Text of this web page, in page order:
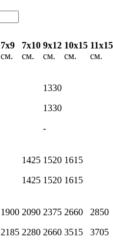
7х9
см.
7х10
см.
9х12
см.
10х15
см.
11х15
см.
1330
1330
-
1425
1425
1520
1520
1615
1615
1900
2185
2090
2280
2375
2660
2660
3515
2850
3705